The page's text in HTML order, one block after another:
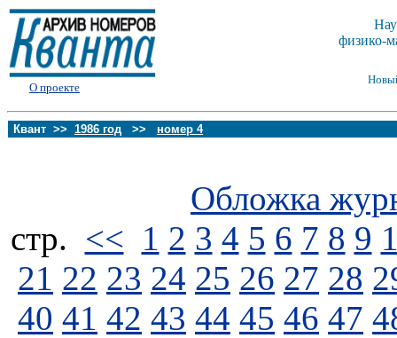
О проекте
физико-
Квант >> 1986 год >> номер 4
Обложка
стp. << 1 2 3 4 5 6 7 8 9
21 22 23 24 25 26 27 28
40 41 42 43 44 45 46 47